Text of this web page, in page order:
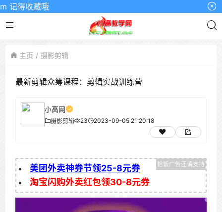
得收藏哦
主页 摄影剪辑
最新剪辑众筹课程：剪辑实战训练营
小高网
摄影剪辑 23 2023-09-05 21:20:18
美团外卖神券节领25-8元券
淘宝闪购外卖红包领30-8元券